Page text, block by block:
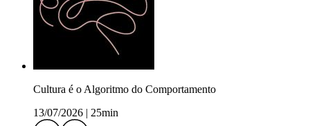
Cultura é o Algoritmo do Comportamento
13/07/2026
25min